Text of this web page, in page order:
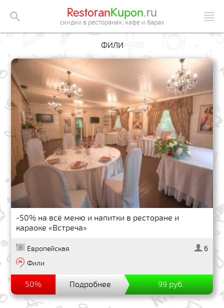
RestoranKupon.ru
скидки в ресторанах, кафе и барах
ФИЛИ
-50% на всё меню и напитки в ресторане и
караоке «Встреча»
Европейская
Фили
6
50% Подробнее 99 руб.